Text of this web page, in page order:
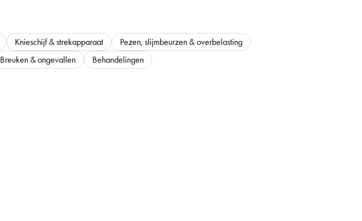
Knieschijf & strekapparaat
Pezen, slijmbeurzen & overbelasting
Breuken & ongevallen Behandelingen